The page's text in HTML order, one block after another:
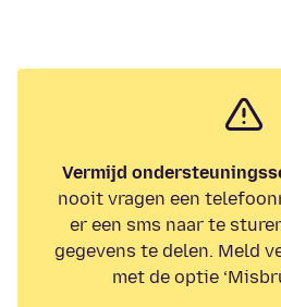
Vermijd
nooit vragen een
er een sms naar te
gegevens te delen. Meld
met de optie